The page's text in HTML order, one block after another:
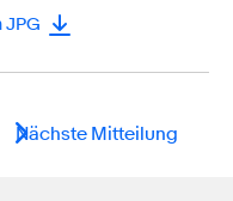
JPG
Nächste Mitteilung